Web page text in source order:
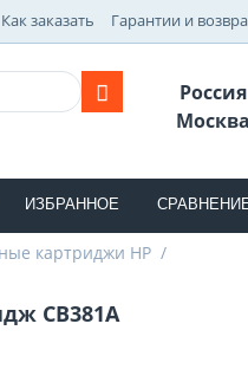
Как заказать Гарантии и
ИЗБРАННОЕ
картриджи HP /
CB381A